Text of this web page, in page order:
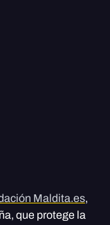
Maldita.es,
que protege la